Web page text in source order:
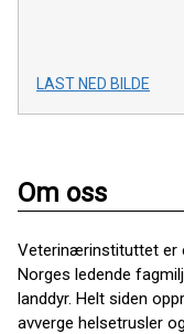
LAST NED BILDE
Om oss
Veterinærinstituttet er
Norges ledende
landdyr. Helt siden
avverge helsetrusler